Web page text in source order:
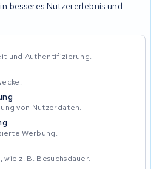
besseres Nutzererlebnis und
und Authentifizierung.
von Nutzerdaten.
Werbung.
z. B. Besuchsdauer.
Policy